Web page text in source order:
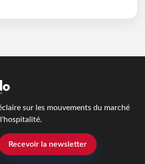
sur les mouvements du marché
Recevoir la newsletter